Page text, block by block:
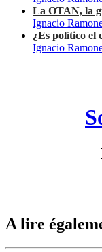
La OTAN, la
Ignacio
¿Es político el
Ignacio
A lire